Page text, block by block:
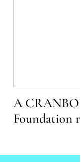
A
Foundation